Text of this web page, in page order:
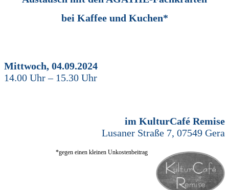
bei Kaffee und Kuchen*
Mittwoch, 04.09.2024
14.00 Uhr – 15.30 Uhr
im KulturCafé Remise
Lusaner Straße 7, 07549 Gera
*gegen einen kleinen Unkostenbeitrag